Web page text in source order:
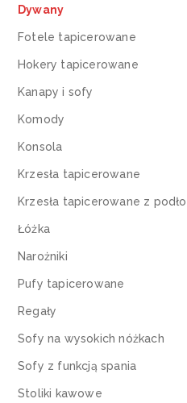
Dywany
Fotele tapicerowane
Hokery tapicerowane
Kanapy i sofy
Komody
Konsola
Krzesła tapicerowane
Krzesła tapicerowane z
Łóżka
Narożniki
Pufy tapicerowane
Regały
Sofy na wysokich nóżkach
Sofy z funkcją spania
Stoliki kawowe